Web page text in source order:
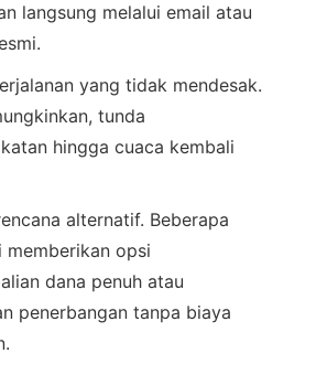
langsung melalui email atau
yang tidak mendesak.
tunda
hingga cuaca kembali
alternatif. Beberapa
memberikan opsi
dana penuh atau
penerbangan tanpa biaya